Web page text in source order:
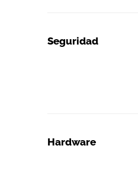
Seguridad
Hardware